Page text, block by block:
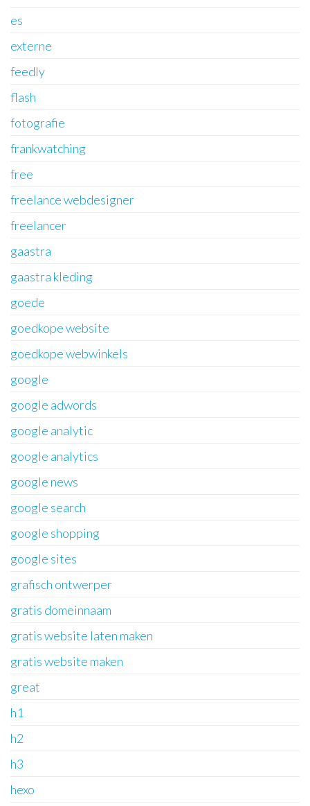
es
externe
feedly
flash
fotografie
frankwatching
free
freelance webdesigner
freelancer
gaastra
gaastra kleding
goede
goedkope website
goedkope webwinkels
google
google adwords
google analytic
google analytics
google news
google search
google shopping
google sites
grafisch ontwerper
gratis domeinnaam
gratis website laten maken
gratis website maken
great
h1
h2
h3
hexo